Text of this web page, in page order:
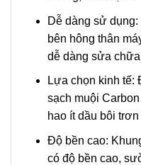
Dễ dàng sử
bên hông thân
dễ dàng sửa
Lựa chọn kinh tế:
sạch muội
hao ít dầu bôi
Độ bền cao:
có độ bền cao,